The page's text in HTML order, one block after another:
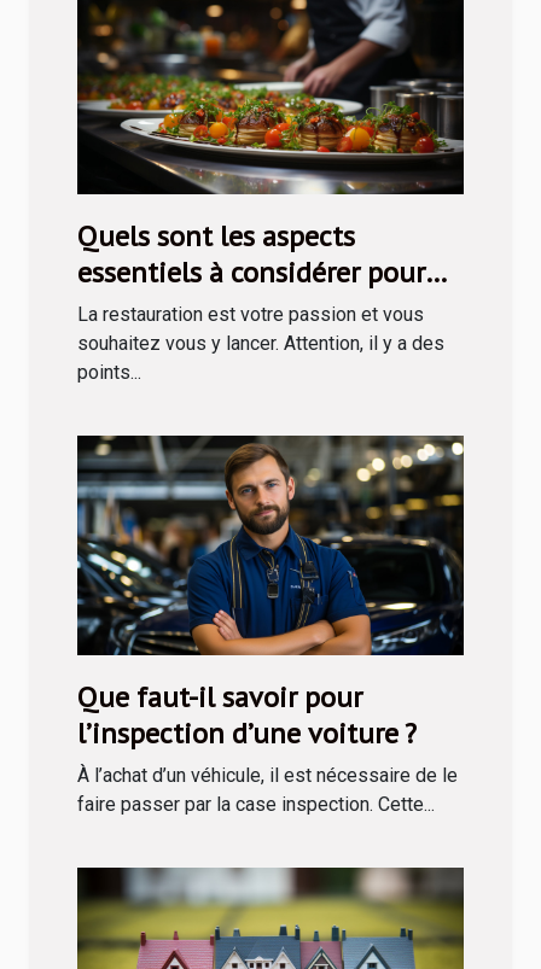
Quels sont les aspects
essentiels à considérer pour
entreprendre en restauration ?
La restauration est votre passion et vous
souhaitez vous y lancer. Attention, il y a des
points...
Que faut-il savoir pour
l’inspection d’une voiture ?
À l’achat d’un véhicule, il est nécessaire de le
faire passer par la case inspection. Cette...